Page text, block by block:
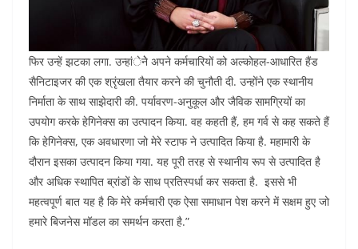
फिर उन्हें झटका लगा. उन्हांेनेे अपने कर्मचारियों को अल्कोहल-आधारित हैंड
सैनिटाइजर की एक श्रृंखला तैयार करने की चुनौती दी. उन्होंने एक स्थानीय
निर्माता के साथ साझेदारी की. पर्यावरण-अनुकूल और जैविक सामग्रियों का
उपयोग करके हेगिनेक्स का उत्पादन किया. वह कहती हैं, हम गर्व से कह सकते हैं
कि हेगिनेक्स, एक अवधारणा जो मेरे स्टाफ ने उत्पादित किया है. महामारी के
दौरान इसका उत्पादन किया गया. यह पूरी तरह से स्थानीय रूप से उत्पादित है
और अधिक स्थापित ब्रांडों के साथ प्रतिस्पर्धा कर सकता है. इससे भी
महत्वपूर्ण बात यह है कि मेरे कर्मचारी एक ऐसा समाधान पेश करने में सक्षम हुए जो
हमारे बिजनेस मॉडल का समर्थन करता है.”